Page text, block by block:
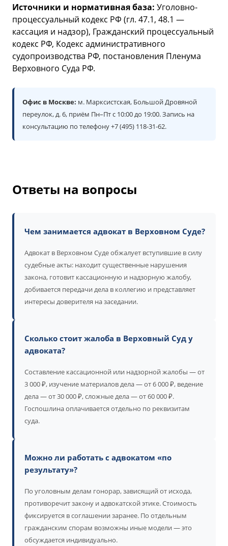
Источники и нормативная база: Уголовно-
процессуальный кодекс РФ (гл. 47.1, 48.1 —
кассация и надзор), Гражданский процессуальный
кодекс РФ, Кодекс административного
судопроизводства РФ, постановления Пленума
Верховного Суда РФ.
Офис в Москве: м. Марксистская, Большой Дровяной
переулок, д. 6, приём Пн–Пт с 10:00 до 19:00. Запись на
консультацию по телефону +7 (495) 118-31-62.
Ответы на вопросы
Чем занимается адвокат в Верховном Суде?
Адвокат в Верховном Суде обжалует вступившие в силу
судебные акты: находит существенные нарушения
закона, готовит кассационную и надзорную жалобу,
добивается передачи дела в коллегию и представляет
интересы доверителя на заседании.
Сколько стоит жалоба в Верховный Суд у
адвоката?
Составление кассационной или надзорной жалобы — от
3 000 ₽, изучение материалов дела — от 6 000 ₽, ведение
дела — от 30 000 ₽, сложные дела — от 60 000 ₽.
Госпошлина оплачивается отдельно по реквизитам
суда.
Можно ли работать с адвокатом «по
результату»?
По уголовным делам гонорар, зависящий от исхода,
противоречит закону и адвокатской этике. Стоимость
фиксируется в соглашении заранее. По отдельным
гражданским спорам возможны иные модели — это
обсуждается индивидуально.